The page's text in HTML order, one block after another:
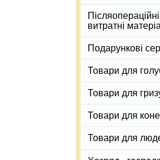
витратні
Подарункові
Товари для
Товари для
Товари для
Товари для